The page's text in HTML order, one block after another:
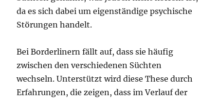
da es sich dabei um eigenständige psychische
Störungen handelt.
Bei Borderlinern fällt auf, dass sie häufig
zwischen den verschiedenen Süchten
wechseln. Unterstützt wird diese These durch
Erfahrungen, die zeigen, dass im Verlauf der